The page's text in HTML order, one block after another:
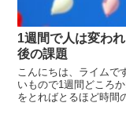
1週間で人は変わ
後の課題
こんにちは、ライムで
いもので1週間どころ
をとればとるほど時間